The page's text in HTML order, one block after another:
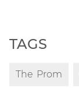
TAGS
The Prom